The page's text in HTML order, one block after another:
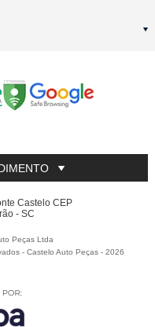
Castelo CEP
- SC
Peças Ltda
-Castelo Auto Peças -2026